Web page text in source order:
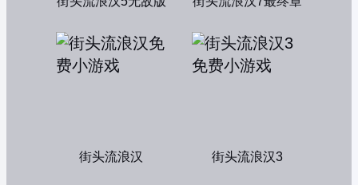
街头流浪汉 街头流浪汉3